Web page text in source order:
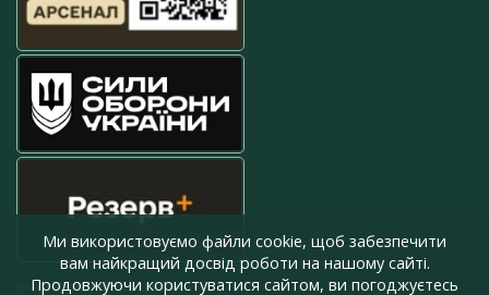
press@armyinform.com.ua
Ми використовуємо файли cookie, щоб забезпечити
вам найкращий досвід роботи на нашому сайті.
Продовжуючи користуватися сайтом, ви погоджуєтесь